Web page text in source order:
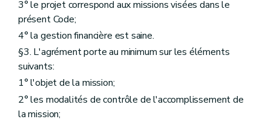
Art. D408
Art. D409
Chapitre II
Dispositions modificatives
Art. D410
Art. D411
Art. D412
Art. D413
Art. D414
Art. D415
Art. D416
3° le projet correspond aux missions visées dans le
présent Code;
4° la gestion financière est saine.
§3. L'agrément porte au minimum sur les éléments
suivants:
1° l'objet de la mission;
2° les modalités de contrôle de l'accomplissement de
la mission;